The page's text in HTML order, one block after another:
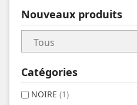
Nouveaux produits
Catégories
NOIRE (1)